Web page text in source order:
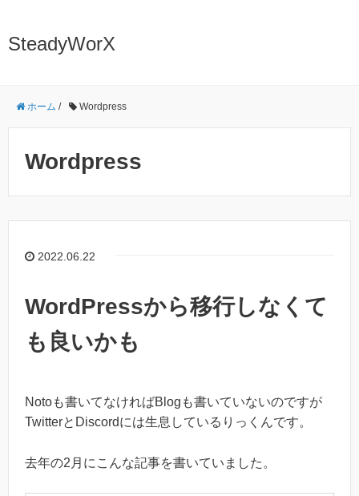
SteadyWorX
ホーム / Wordpress
Wordpress
2022.06.22
WordPressから移行しなくて
も良いかも
Notoも書いてなければBlogも書いていないのですが
TwitterとDiscordには生息しているりっくんです。
去年の2月にこんな記事を書いていました。